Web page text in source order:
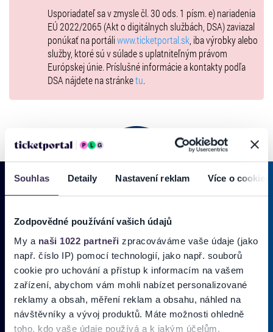
Souhlas Detaily Nastavení reklam Více o cookies
Zodpovědné používání vašich údajů
My a naši 1022 partneři zpracováváme vaše údaje (jako
např. číslo IP) pomocí technologií, jako např. souborů
cookie pro uchování a přístup k informacím na vašem
zařízení, abychom vám mohli nabízet personalizované
reklamy a obsah, měření reklam a obsahu, náhled na
návštěvníky a vývoj produktů. Máte možnosti ohledně
toho, kdo vaše údaje používá a k jakým účelům.
Usporiadateľ sa v zmysle čl. 30 ods. 1 písm. e) nariadenia
EÚ 2022/2065 (Akt o digitálnych službách, DSA) zaviazal
ponúkať na portáliwww.ticketportal.sk , iba výrobky alebo
služby, ktoré sú v súlade s uplatniteľným právom
Európskej únie. Príslušné informácie a kontakty podľa
DSA nájdete na stránketu.
PRIHLÁSIŤ SA KODBERU NOVINIEK
Pridajte sa do zoznamu odberateľov a doručte si najnovšie špeciálne
ponuky priamo do doručenej pošty.
Vložte svoj email
Zadajte svoju e-mailovú adresu, na ktorú vám budeme zasielať